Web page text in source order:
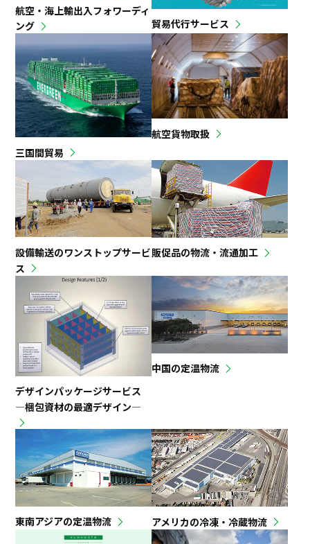
航空・海上輸出入フォワーディ
ング
貿易代行サービス
三国間貿易
航空貨物取扱
設備輸送のワンストップサービ
ス
販促品の物流・流通加工
デザインパッケージサービス
―梱包資材の最適デザイン―
中国の定温物流
東南アジアの定温物流 アメリカの冷凍・冷蔵物流